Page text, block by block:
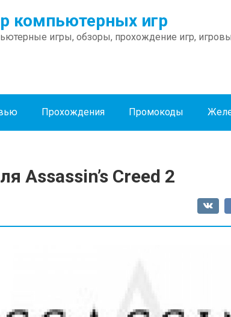
компьютерных игр
игры, обзоры, прохождение игр,
Прохождения Промокоды
Assassin’s Creed 2